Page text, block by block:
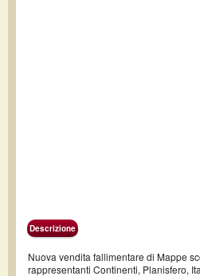
Descrizione
Nuova vendita fallimentare di Mappe
rappresentanti Continenti, Planisfero,